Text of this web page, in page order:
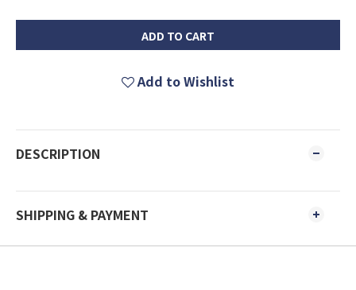
ADD TO CART
Add to Wishlist
DESCRIPTION
SHIPPING & PAYMENT